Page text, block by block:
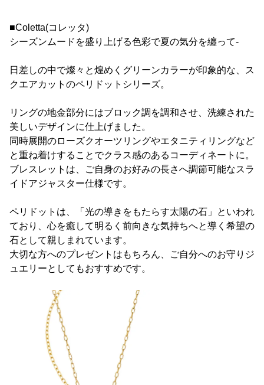
■Coletta(コレッタ)
シーズンムードを盛り上げる色彩で夏の気分を纏って-
日差しの中で燦々と煌めくグリーンカラーが印象的な、ス
クエアカットのペリドットシリーズ。
リングの地金部分にはブロック調を調和させ、洗練された
美しいデザインに仕上げました。
同時展開のローズクオーツリングやエタニティリングなど
と重ね着けすることでクラス感のあるコーディネートに。
ブレスレットは、ご自身のお好みの長さへ調節可能なスラ
イドアジャスター仕様です。
ペリドットは、「光の導きをもたらす太陽の石」といわれ
ており、心を癒して明るく前向きな気持ちへと導く希望の
石として親しまれています。
大切な方へのプレゼントはもちろん、ご自分へのお守りジ
ュエリーとしてもおすすめです。